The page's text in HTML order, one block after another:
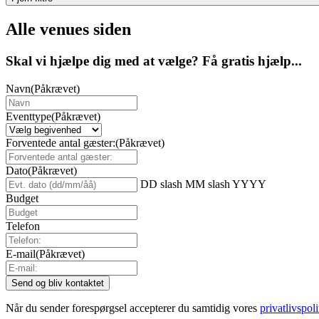
Alle venues siden
Skal vi hjælpe dig med at vælge? Få gratis hjælp...
Navn(Påkrævet)
Eventtype(Påkrævet)
Forventede antal gæster:(Påkrævet)
Dato(Påkrævet)
DD slash MM slash YYYY
Budget
Telefon
E-mail(Påkrævet)
Når du sender forespørgsel accepterer du samtidig vores